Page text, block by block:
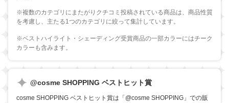
※複数のカテゴリにまたがりクチコミ投稿されている商品は、商品性質
を考慮し、主たる1つのカテゴリに絞って集計しています。
※ベストハイライト・シェーディング受賞商品の一部カラーにはチーク
カラーも含みます。
@cosme SHOPPING ベストヒット賞
cosme SHOPPING ベストヒット賞は「@cosme SHOPPING」での販